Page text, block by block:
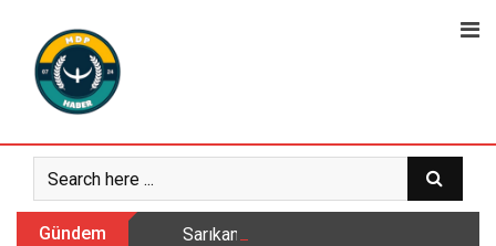
content
Gündem Sarıkamış’ta hanımlara yönelik